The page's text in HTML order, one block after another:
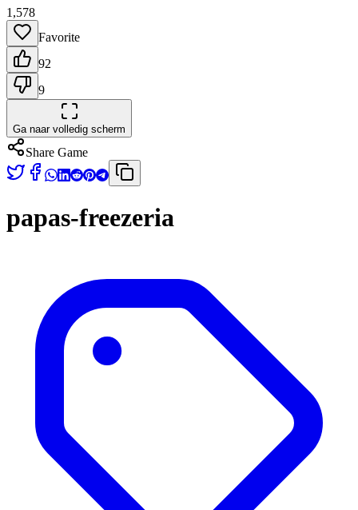
1,578
Favorite
92
9
Ga naar volledig scherm
Share Game
papas-freezeria